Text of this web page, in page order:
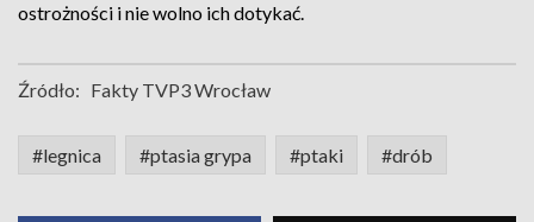
ostrożności i nie wolno ich dotykać.
Źródło: Fakty TVP3 Wrocław
#legnica #ptasia grypa #ptaki #drób